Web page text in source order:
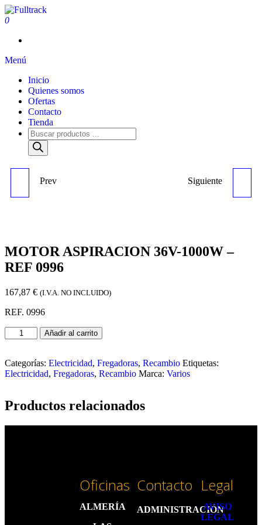
0
Menú
Inicio
Quienes somos
Ofertas
Contacto
Tienda
CONECTOR 80AH
Prev MOTOR ASPIRACION
Siguiente
MOTOR ASPIRACION 36V-1000W –
REF 0996
167,87 € (I.V.A. NO INCLUIDO)
REF. 0996
Añadir al carrito
Categorías: Electricidad, Fregadoras, Recambio Etiquetas:
Electricidad, Fregadoras, Recambio Marca: Varios
Productos relacionados
Oficinas
ALMERÍA
Contacto
ADMINISTRACIÓN
Legal
AVISO
LEGAL